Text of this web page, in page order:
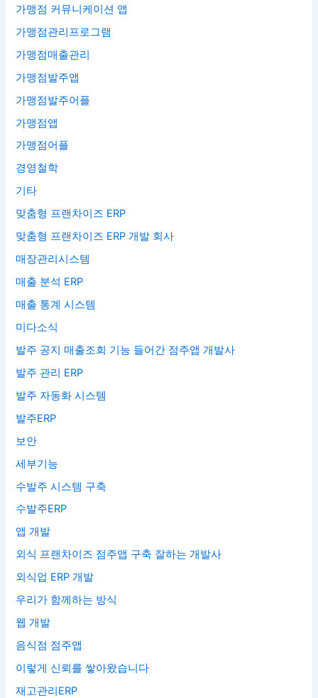
가맹점 커뮤니케이션 앱
가맹점관리프로그램
가맹점매출관리
가맹점발주앱
가맹점발주어플
가맹점앱
가맹점어플
경영철학
기타
맞춤형 프랜차이즈 ERP
맞춤형 프랜차이즈 ERP 개발 회사
매장관리시스템
매출 분석 ERP
매출 통계 시스템
미다소식
발주 공지 매출조회 기능 들어간 점주앱 개발사
발주 관리 ERP
발주 자동화 시스템
발주ERP
보안
세부기능
수발주 시스템 구축
수발주ERP
앱 개발
외식 프랜차이즈 점주앱 구축 잘하는 개발사
외식업 ERP 개발
우리가 함께하는 방식
웹 개발
음식점 점주앱
이렇게 신뢰를 쌓아왔습니다
재고관리ERP